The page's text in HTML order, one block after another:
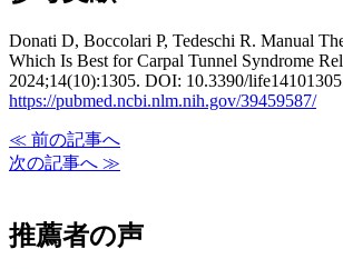
Donati D, Boccolari P, Tedeschi R. Manual
Which Is Best for Carpal Tunnel Syndrome
2024;14(10):1305. DOI: 10.3390/
https://pubmed.ncbi.nlm.nih.gov/39459587/
≪ 前の記事へ
次の記事へ ≫
推薦者の声